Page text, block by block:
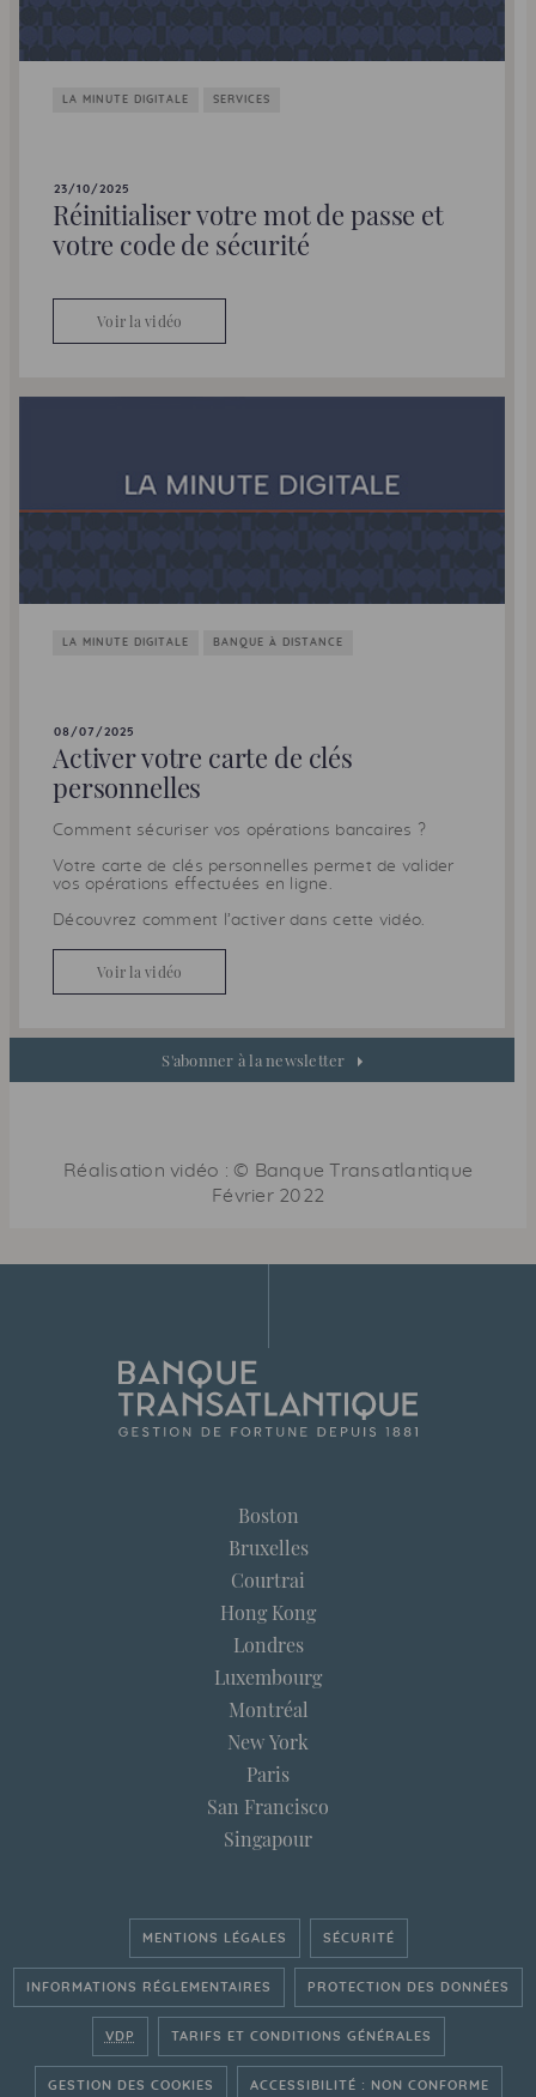
LA MINUTE DIGITALE SERVICES
23/10/2025
Réinitialiser votre mot de passe et
votre code de sécurité
Voir la vidéo
LA MINUTE DIGITALE BANQUE À DISTANCE
08/07/2025
Activer votre carte de clés
personnelles
Comment sécuriser vos opérations bancaires ?
Votre carte de clés personnelles permet de valider
vos opérations effectuées en ligne.
Découvrez comment l’activer dans cette vidéo.
Voir la vidéo
S'abonner à la newsletter
Réalisation vidéo : © Banque Transatlantique
Février 2022
Boston
Bruxelles
Courtrai
Hong Kong
Londres
Luxembourg
Montréal
New York
Paris
San Francisco
Singapour
MENTIONS LÉGALES SÉCURITÉ
INFORMATIONS RÉGLEMENTAIRES PROTECTION DES DONNÉES
VDP TARIFS ET CONDITIONS GÉNÉRALES
GESTION DES COOKIES ACCESSIBILITÉ : NON CONFORME